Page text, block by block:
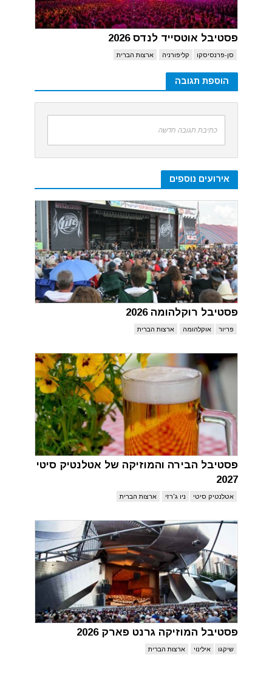
פסטיבל אוטסייד לנדס 2026
סן-פרנסיסקו קליפורניה ארצות הברית
הוספת תגובה
כתיבת תגובה חדשה
אירועים נוספים
פסטיבל רוקלהומה 2026
פריור אוקלהומה ארצות הברית
פסטיבל הבירה והמוזיקה של אטלנטיק סיטי
2027
אטלנטיק סיטי ניו ג'רזי ארצות הברית
פסטיבל המוזיקה גרנט פארק 2026
שיקגו אילינוי ארצות הברית